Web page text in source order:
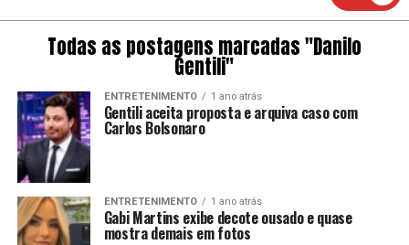
Todas as postagens marcadas "Danilo
Gentili"
ENTRETENIMENTO 1 ano atrás
Gentili aceita proposta e arquiva caso com
Carlos Bolsonaro
ENTRETENIMENTO 1 ano atrás
Gabi Martins exibe decote ousado e quase
mostra demais em fotos